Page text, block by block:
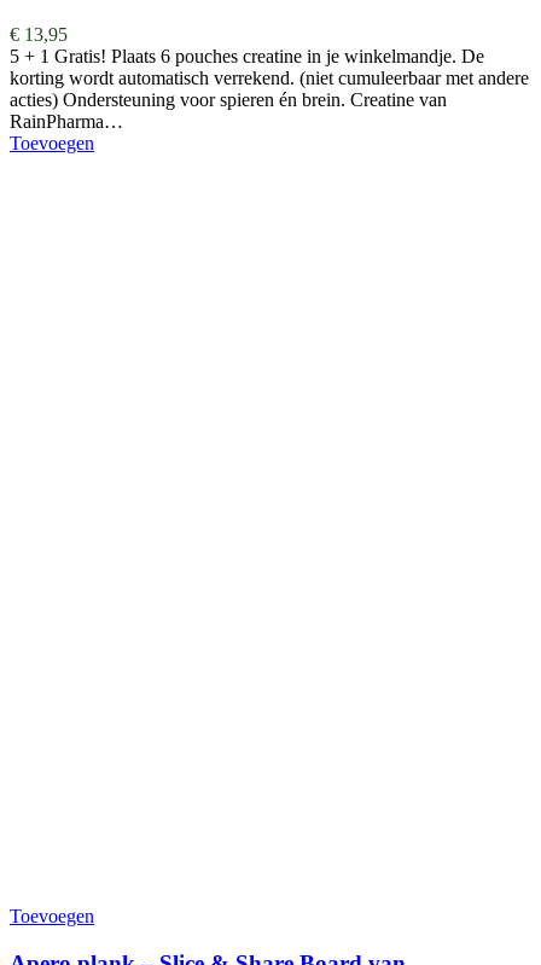
€ 13,95
5 + 1 Gratis! Plaats 6 pouches creatine in je winkelmandje. De
korting wordt automatisch verrekend. (niet cumuleerbaar met andere
acties) Ondersteuning voor spieren én brein. Creatine van
RainPharma…
Toevoegen
Toevoegen